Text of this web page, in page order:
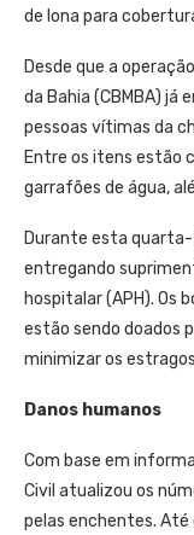
de lona para
Desde que a
da Bahia (CBMBA) já
pessoas vítimas da
Entre os itens estão
garrafões de água,
Durante esta
entregando
hospitalar (APH). Os
estão sendo doados
minimizar os
Danos humanos
Com base em
Civil atualizou os
pelas enchentes.